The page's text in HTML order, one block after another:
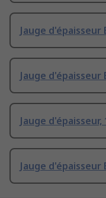
Jauge d'épaisseur
Jauge d'épaisseur
Jauge
Jauge d'épaisseur